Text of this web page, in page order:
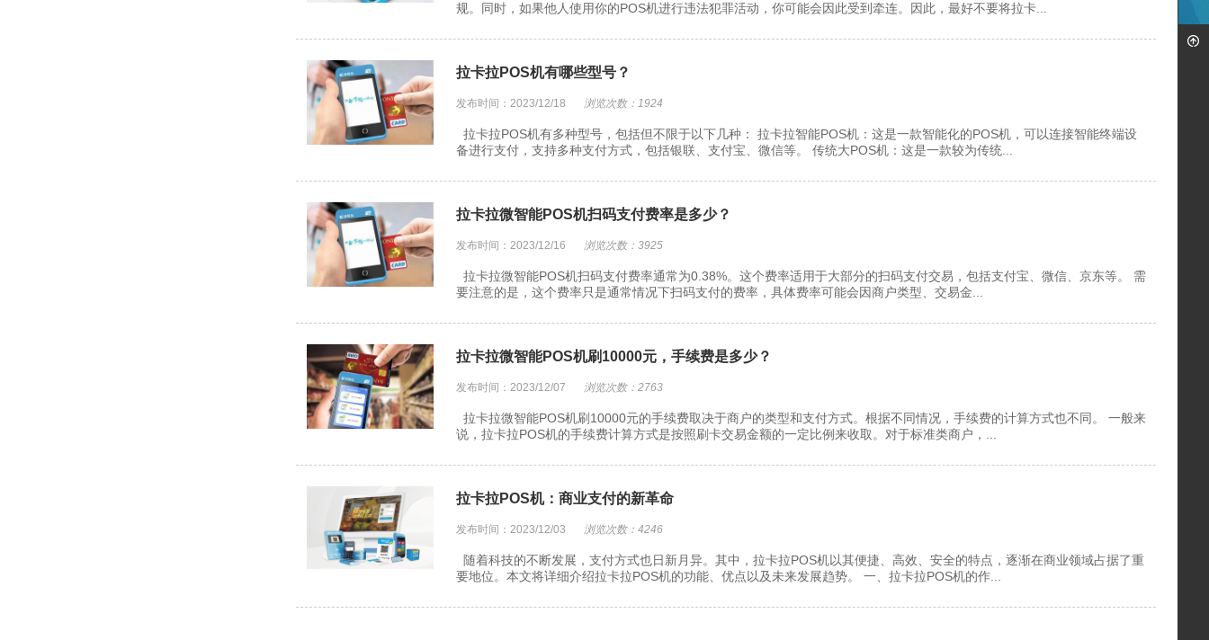
规。同时，如果他人使用你的POS机进行违法犯罪活动，你可能会因此受到牵连。因此，最好不要将拉卡...
拉卡拉POS机有哪些型号？
发布时间：2023/12/18 浏览次数：1924
拉卡拉POS机有多种型号，包括但不限于以下几种： 拉卡拉智能POS机：这是一款智能化的POS机，可以连接智能终端设
备进行支付，支持多种支付方式，包括银联、支付宝、微信等。 传统大POS机：这是一款较为传统...
拉卡拉微智能POS机扫码支付费率是多少？
发布时间：2023/12/16 浏览次数：3925
拉卡拉微智能POS机扫码支付费率通常为0.38%。这个费率适用于大部分的扫码支付交易，包括支付宝、微信、京东等。 需
要注意的是，这个费率只是通常情况下扫码支付的费率，具体费率可能会因商户类型、交易金...
拉卡拉微智能POS机刷10000元，手续费是多少？
发布时间：2023/12/07 浏览次数：2763
拉卡拉微智能POS机刷10000元的手续费取决于商户的类型和支付方式。根据不同情况，手续费的计算方式也不同。 一般来
说，拉卡拉POS机的手续费计算方式是按照刷卡交易金额的一定比例来收取。对于标准类商户，...
拉卡拉POS机：商业支付的新革命
发布时间：2023/12/03 浏览次数：4246
随着科技的不断发展，支付方式也日新月异。其中，拉卡拉POS机以其便捷、高效、安全的特点，逐渐在商业领域占据了重
要地位。本文将详细介绍拉卡拉POS机的功能、优点以及未来发展趋势。 一、拉卡拉POS机的作...